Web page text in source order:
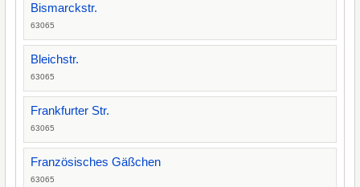
Bismarckstr.
63065
Bleichstr.
63065
Frankfurter Str.
63065
Französisches Gäßchen
63065